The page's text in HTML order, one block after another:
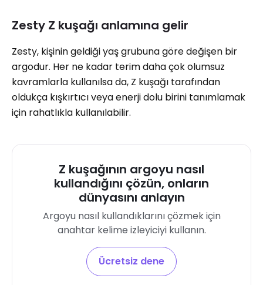
Zesty Z kuşağı anlamına gelir
Zesty, kişinin geldiği yaş grubuna göre değişen bir
argodur. Her ne kadar terim daha çok olumsuz
kavramlarla kullanılsa da, Z kuşağı tarafından
oldukça kışkırtıcı veya enerji dolu birini tanımlamak
için rahatlıkla kullanılabilir.
Z kuşağının argoyu nasıl
kullandığını çözün, onların
dünyasını anlayın
Argoyu nasıl kullandıklarını çözmek için
anahtar kelime izleyiciyi kullanın.
Ücretsiz dene